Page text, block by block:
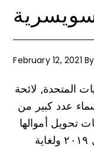
February 12, 2021 By
المتحدة⸲ لائحة
عدد كبير من
تحويل أموالها
للخارج منذ بدء ثورة ۱۷ تشرين الأول ۲۰۱۹ ولغاية